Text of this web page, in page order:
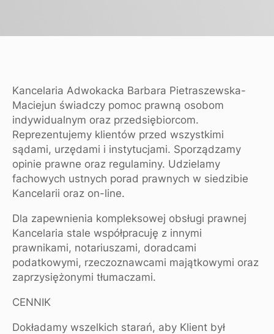
Kancelaria Adwokacka Barbara Pietraszewska-
Maciejun świadczy pomoc prawną osobom
indywidualnym oraz przedsiębiorcom.
Reprezentujemy klientów przed wszystkimi
sądami, urzędami i instytucjami. Sporządzamy
opinie prawne oraz regulaminy. Udzielamy
fachowych ustnych porad prawnych w siedzibie
Kancelarii oraz on-line.
Dla zapewnienia kompleksowej obsługi prawnej
Kancelaria stale współpracuję z innymi
prawnikami, notariuszami, doradcami
podatkowymi, rzeczoznawcami majątkowymi oraz
zaprzysiężonymi tłumaczami.
CENNIK
Dokładamy wszelkich starań, aby Klient był